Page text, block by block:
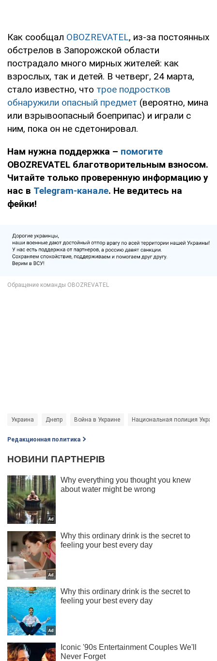
Как сообщал OBOZREVATEL, из-за постоянных
обстрелов в Запорожской области
пострадало много мирных жителей: как
взрослых, так и детей. В четверг, 24 марта,
стало известно, что трое подростков
обнаружили опасный предмет (вероятно, мина
или взрывоопасный боеприпас) и играли с
ним, пока он не сдетонировал.
Нам нужна поддержка – помогите
OBOZREVATEL благотворительным взносом.
Читайте только проверенную информацию у
нас в Telegram-канале. Не ведитесь на
фейки!
Украина Днепр Война в Украине Национальная полиция
Редакционная политика